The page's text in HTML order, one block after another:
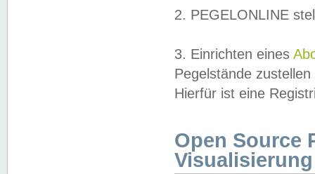
2. PEGELONLINE
3. Einrichten eines
Pegelstände
Hierfür ist eine
Open Source
Visualisierung